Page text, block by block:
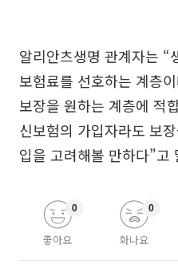
알리안츠생명 관계자는 “
보험료를 선호하는 계층
보장을 원하는 계층에 적
신보험의 가입자라도 보
입을 고려해볼 만하다”고
좋아요
0
화나요
0